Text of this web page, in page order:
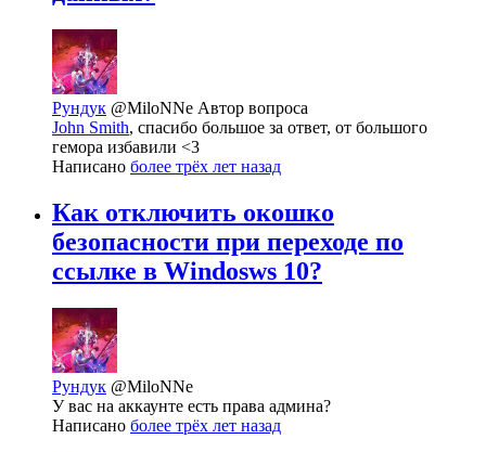
Рундук @MiloNNe Автор вопроса
John Smith, спасибо большое за ответ, от большого
гемора избавили <3
Написано более трёх лет назад
Как отключить окошко
безопасности при переходе по
ссылке в Windosws 10?
Рундук @MiloNNe
У вас на аккаунте есть права админа?
Написано более трёх лет назад